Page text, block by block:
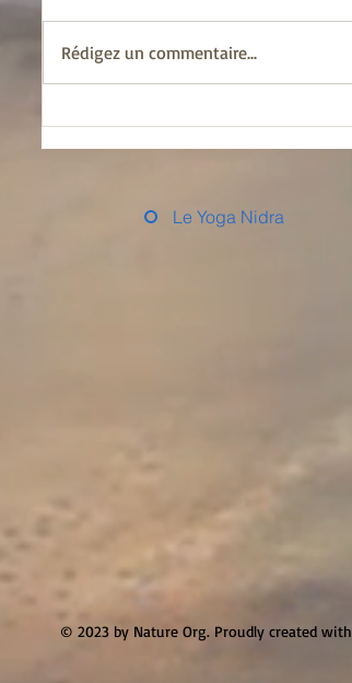
possible que je ne me fasse pas
beaucoup d’amis en publiant ce
Rédigez un commentaire...
Le Yoga Nidra
© 2023 by Nature Org. Proudly created with